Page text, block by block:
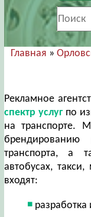
Главная »
Рекламное
спектр услугпо
на транспорте.
брендированию
транспорта, а
автобусах,
входят:
разработка